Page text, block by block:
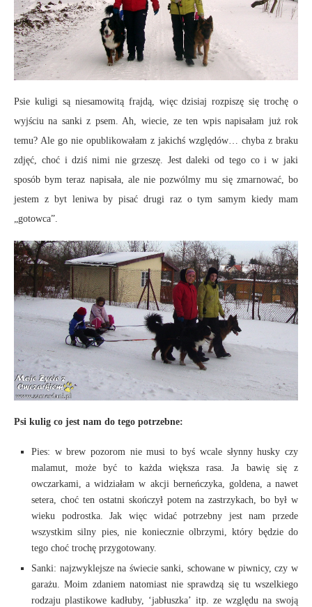
Psie kuligi są niesamowitą frajdą, więc dzisiaj rozpiszę się trochę o
wyjściu na sanki z psem. Ah, wiecie, ze ten wpis napisałam już rok
temu? Ale go nie opublikowałam z jakichś względów… chyba z braku
zdjęć, choć i dziś nimi nie grzeszę. Jest daleki od tego co i w jaki
sposób bym teraz napisała, ale nie pozwólmy mu się zmarnować, bo
jestem z byt leniwa by pisać drugi raz o tym samym kiedy mam
„gotowca”.
Psi kulig co jest nam do tego potrzebne:
Pies: w brew pozorom nie musi to byś wcale słynny husky czy
malamut, może być to każda większa rasa. Ja bawię się z
owczarkami, a widziałam w akcji berneńczyka, goldena, a nawet
setera, choć ten ostatni skończył potem na zastrzykach, bo był w
wieku podrostka. Jak więc widać potrzebny jest nam przede
wszystkim silny pies, nie koniecznie olbrzymi, który będzie do
tego choć trochę przygotowany.
Sanki: najzwyklejsze na świecie sanki, schowane w piwnicy, czy w
garażu. Moim zdaniem natomiast nie sprawdzą się tu wszelkiego
rodzaju plastikowe kadłuby, ‘jabłuszka’ itp. ze względu na swoją